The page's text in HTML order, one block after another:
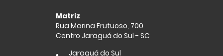
Matriz
Rua Marina Frutuoso, 700
Centro Jaraguá do Sul - SC
Jaraguá do Sul